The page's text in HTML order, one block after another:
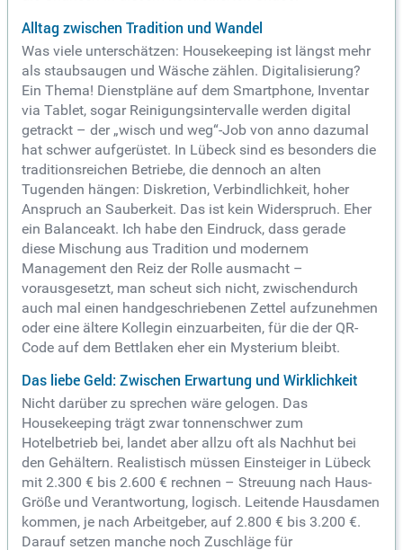
Alltag zwischen Tradition und Wandel
Was viele unterschätzen: Housekeeping ist längst mehr
als staubsaugen und Wäsche zählen. Digitalisierung?
Ein Thema! Dienstpläne auf dem Smartphone, Inventar
via Tablet, sogar Reinigungsintervalle werden digital
getrackt – der „wisch und weg“-Job von anno dazumal
hat schwer aufgerüstet. In Lübeck sind es besonders die
traditionsreichen Betriebe, die dennoch an alten
Tugenden hängen: Diskretion, Verbindlichkeit, hoher
Anspruch an Sauberkeit. Das ist kein Widerspruch. Eher
ein Balanceakt. Ich habe den Eindruck, dass gerade
diese Mischung aus Tradition und modernem
Management den Reiz der Rolle ausmacht –
vorausgesetzt, man scheut sich nicht, zwischendurch
auch mal einen handgeschriebenen Zettel aufzunehmen
oder eine ältere Kollegin einzuarbeiten, für die der QR-
Code auf dem Bettlaken eher ein Mysterium bleibt.
Das liebe Geld: Zwischen Erwartung und Wirklichkeit
Nicht darüber zu sprechen wäre gelogen. Das
Housekeeping trägt zwar tonnenschwer zum
Hotelbetrieb bei, landet aber allzu oft als Nachhut bei
den Gehältern. Realistisch müssen Einsteiger in Lübeck
mit 2.300 € bis 2.600 € rechnen – Streuung nach Haus-
Größe und Verantwortung, logisch. Leitende Hausdamen
kommen, je nach Arbeitgeber, auf 2.800 € bis 3.200 €.
Darauf setzen manche noch Zuschläge für